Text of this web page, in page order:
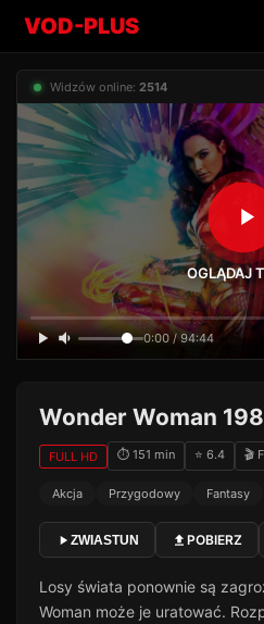
VOD-PLUS
Widzów online: 2514
OGLĄDAJ
0:00 / 94:44
Wonder Woman
FULL HD ⏱ 151 min ⭐ 6.4 🎬
Akcja Przygodowy Fantasy
ZWIASTUN POBIERZ
Losy świata ponownie są
Woman może je uratować.